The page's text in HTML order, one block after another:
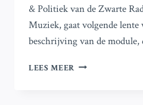
& Politiek van de Zwarte
Muziek, gaat volgende lente
beschrijving van de
LEES MEER YALE